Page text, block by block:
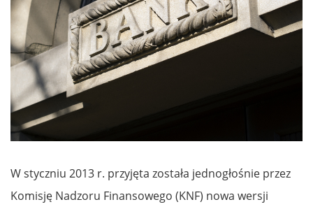
W styczniu 2013 r. przyjęta została jednogłośnie przez
Komisję Nadzoru Finansowego (KNF) nowa wersji